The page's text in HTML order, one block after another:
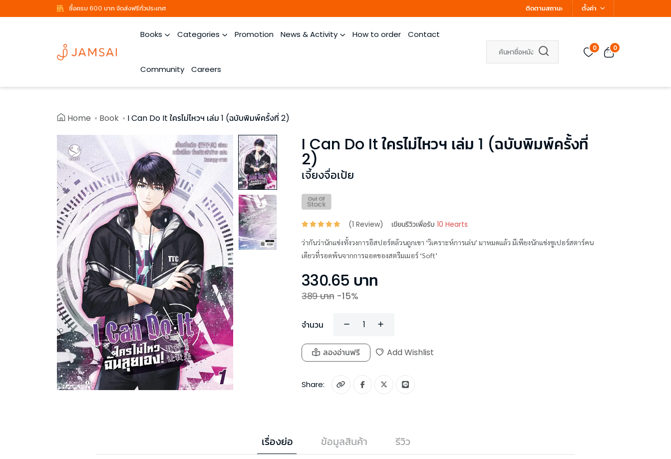
ซื้อครบ 600 บาท จัดส่งฟรีทั่วประเทศ ติดตามสถานะ ตั้งค่า
Books Categories Promotion News & Activity How to order Contact
Community Careers
0 0
Home Book I Can Do It ใครไม่ไหวฯ เล่ม 1 (ฉบับพิมพ์ครั้งที่ 2)
I Can Do It ใครไม่ไหวฯ เล่ม 1 (ฉบับพิมพ์ครั้งที่
2)
เจี้ยงจื่อเป้ย
(1 Review) เขียนรีวิวเพื่อรับ 10 Hearts
ว่ากันว่านักแข่งทั้งวงการอีสปอร์ตล้วนถูกเขา ‘วิเคราะห์การเล่น’ มาหมดแล้ว มีเพียงนักแข่งซูเปอร์สตาร์คน
เดียวที่รอดพ้นจากการฉอดของสตรีมเมอร์ ‘Soft’
330.65 บาท
389บาท -15%
จำนวน
ลองอ่านฟรี Add Wishlist
Share:
เรื่องย่อ ข้อมูลสินค้า รีวิว